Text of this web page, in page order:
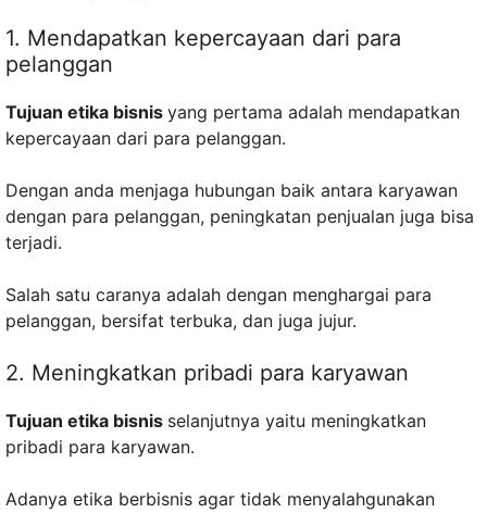
1. Mendapatkan kepercayaan dari para
pelanggan
Tujuan etika bisnis yang pertama adalah mendapatkan
kepercayaan dari para pelanggan.
Dengan anda menjaga hubungan baik antara karyawan
dengan para pelanggan, peningkatan penjualan juga bisa
terjadi.
Salah satu caranya adalah dengan menghargai para
pelanggan, bersifat terbuka, dan juga jujur.
2. Meningkatkan pribadi para karyawan
Tujuan etika bisnis selanjutnya yaitu meningkatkan
pribadi para karyawan.
Adanya etika berbisnis agar tidak menyalahgunakan